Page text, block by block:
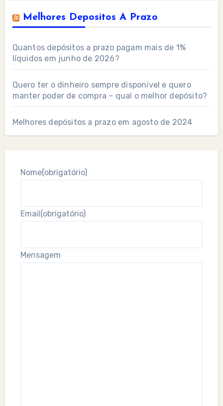
Melhores Depositos A Prazo
Quantos depósitos a prazo pagam mais de 1%
líquidos em junho de 2026?
Quero ter o dinheiro sempre disponível e quero
manter poder de compra – qual o melhor depósito?
Melhores depósitos a prazo em agosto de 2024
Nome(obrigatório)
Email(obrigatório)
Mensagem